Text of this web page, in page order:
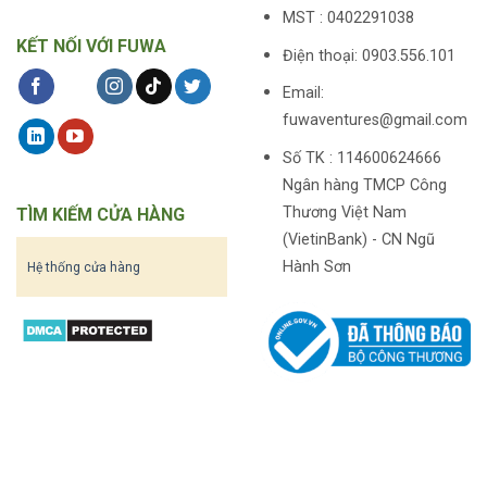
KẾT NỐI VỚI FUWA
TÌM KIẾM CỬA HÀNG
Hệ thống cửa hàng
MST : 0402291038
Điện thoại: 0903.556.101
Email:
fuwaventures@gmail.com
Số TK : 114600624666
Ngân hàng TMCP Công
Thương Việt Nam
(VietinBank) - CN Ngũ
Hành Sơn